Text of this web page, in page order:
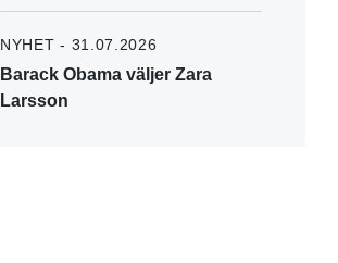
NYHET - 31.07.2026
Barack Obama väljer Zara
Larsson